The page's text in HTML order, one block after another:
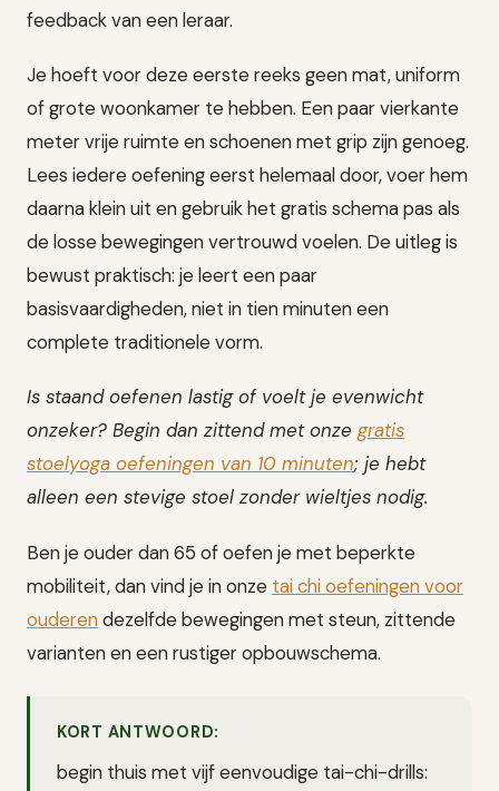
feedback van een leraar.
Je hoeft voor deze eerste reeks geen mat, uniform
of grote woonkamer te hebben. Een paar vierkante
meter vrije ruimte en schoenen met grip zijn genoeg.
Lees iedere oefening eerst helemaal door, voer hem
daarna klein uit en gebruik het gratis schema pas als
de losse bewegingen vertrouwd voelen. De uitleg is
bewust praktisch: je leert een paar
basisvaardigheden, niet in tien minuten een
complete traditionele vorm.
Is staand oefenen lastig of voelt je evenwicht
onzeker? Begin dan zittend met onze gratis
stoelyoga oefeningen van 10 minuten; je hebt
alleen een stevige stoel zonder wieltjes nodig.
Ben je ouder dan 65 of oefen je met beperkte
mobiliteit, dan vind je in onze tai chi oefeningen voor
ouderendezelfde bewegingen met steun, zittende
varianten en een rustiger opbouwschema.
KORT ANTWOORD:
begin thuis met vijf eenvoudige tai-chi-drills: